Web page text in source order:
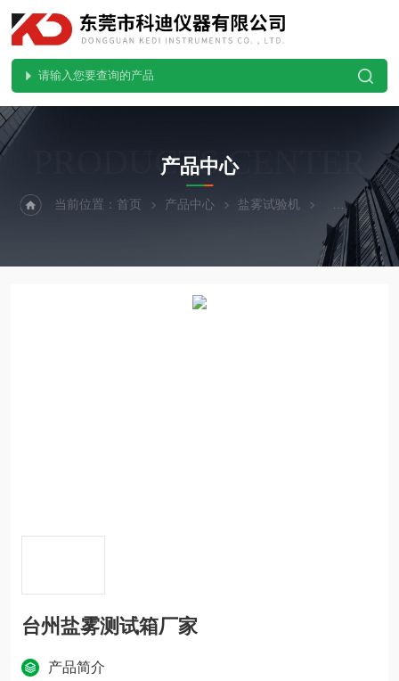
PRODUCTS CENTER
产品中心
当前位置：首页 产品中心 盐雾试验机 连续式盐雾
台州盐雾测试箱厂家
产品简介